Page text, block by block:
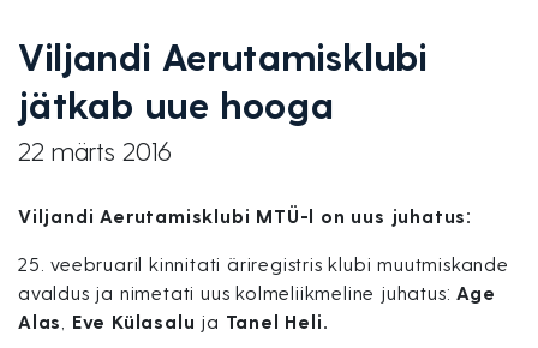
Viljandi Aerutamisklubi
jätkab uue hooga
22 märts 2016
Viljandi Aerutamisklubi MTÜ-l on uus juhatus:
25. veebruaril kinnitati äriregistris klubi muutmiskande
avaldus ja nimetati uus kolmeliikmeline juhatus:Age
Alas
Eve Külasalu ja Tanel Heli.